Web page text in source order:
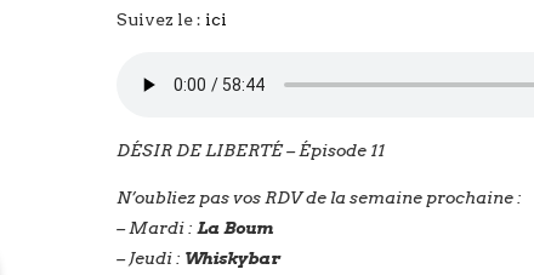
Suivez le : ici
DÉSIR DE LIBERTÉ – Épisode 11
N’oubliez pas vos RDV de la semaine prochaine :
– Mardi : La Boum
– Jeudi : Whiskybar